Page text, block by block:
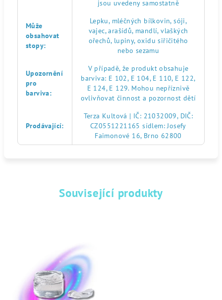
jsou uvedeny samostatně
Může
obsahovat
stopy:
Lepku, mléčných bílkovin, sóji,
vajec, arašídů, mandlí, vlaškých
ořechů, lupiny, oxidu siřičitého
nebo sezamu
Upozornění
pro
barviva:
V případě, že produkt obsahuje
barviva: E 102, E 104, E 110, E 122,
E 124, E 129. Mohou nepříznivě
ovlivňovat činnost a pozornost dětí
Prodávající:
Terza Kultová | IČ: 21032009, DIČ:
CZ0551221165 sídlem: Josefy
Faimonové 16, Brno 62800
Související produkty